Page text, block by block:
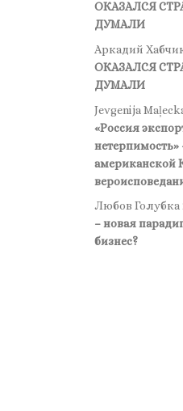
ОКАЗАЛСЯ
ДУМАЛИ
Аркадий
ОКАЗАЛСЯ
ДУМАЛИ
Jevgenija
«Россия
нетерпимость»
американской
Любов Голубка
– новая
бизнес?